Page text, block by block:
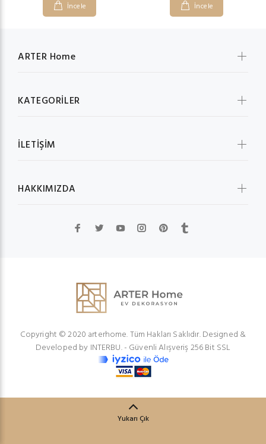
İncele İncele
ARTER Home
KATEGORİLER
İLETİŞİM
HAKKIMIZDA
Copyright © 2020 arterhome. Tüm Hakları Saklıdır. Designed &
Developed by INTERBU.- Güvenli Alışveriş 256 Bit SSL
Yukarı Çık